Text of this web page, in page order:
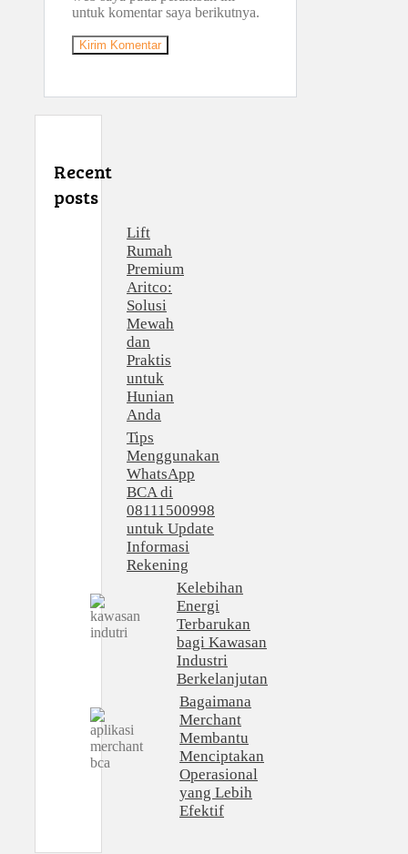
untuk komentar saya berikutnya.
Recent
posts
Lift
Rumah
Premium
Aritco:
Solusi
Mewah
dan
Praktis
untuk
Hunian
Anda
Tips
Menggunakan
WhatsApp
BCA di
08111500998
untuk Update
Informasi
Rekening
Kelebihan
Energi
Terbarukan
bagi Kawasan
Industri
Berkelanjutan
Bagaimana
Merchant
Membantu
Menciptakan
Operasional
yang Lebih
Efektif